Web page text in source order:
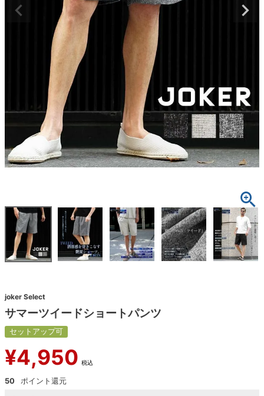
joker Select
サマーツイードショートパンツ
セットアップ可
¥4,950 税込
50